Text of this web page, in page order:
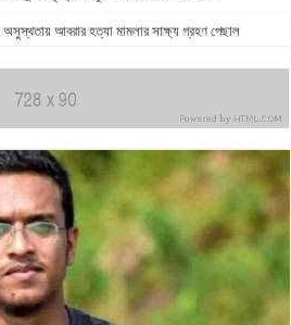
অসুস্থতায় আবরার হত্যা মামলার সাক্ষ্য গ্রহণ পেছাল